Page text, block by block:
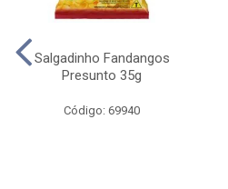
Salgadinho Fandangos
Presunto 35g
Código: 69940